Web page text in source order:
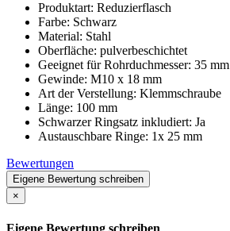
Produktart: Reduzierflasch
Farbe: Schwarz
Material: Stahl
Oberfläche: pulverbeschichtet
Geeignet für Rohrduchmesser: 35 mm
Gewinde: M10 x 18 mm
Art der Verstellung: Klemmschraube
Länge: 100 mm
Schwarzer Ringsatz inkludiert: Ja
Austauschbare Ringe: 1x 25 mm
Bewertungen
Eigene Bewertung schreiben
×
Eigene Bewertung schreiben